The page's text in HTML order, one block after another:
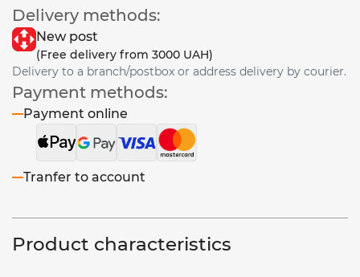
Delivery methods:
New post
(Free delivery from 3000 UAH)
Delivery to a branch/postbox or address delivery by courier.
Payment methods:
Payment online
Tranfer to account
Product characteristics